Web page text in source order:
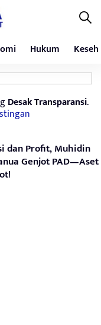
Hukum
Desak Transparansi.
dan Profit, Muhidin
Genjot PAD—Aset